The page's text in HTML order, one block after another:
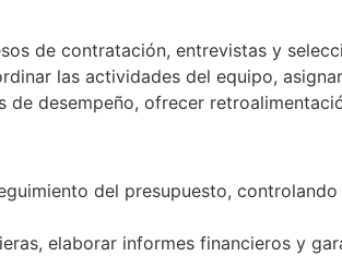
de contratación, entrevistas y
las actividades del equipo,
de desempeño, ofrecer
del presupuesto,
elaborar informes financieros y